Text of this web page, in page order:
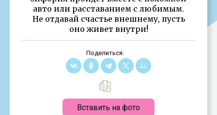
авто или расставанием с любимым.
Не отдавай счастье внешнему, пусть
оно живет внутри!
Поделиться:
Вставить на фото